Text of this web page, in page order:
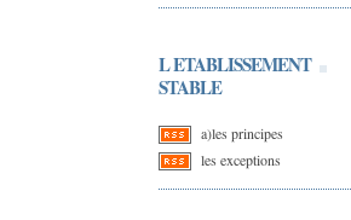
L ETABLISSEMENT
STABLE
a)les principes
les exceptions